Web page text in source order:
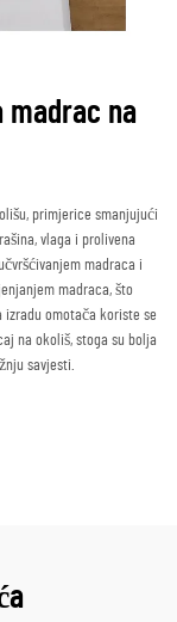
madrac na
primjerice smanjujući
vlaga i prolivena
madraca i
madraca, što
izradu omotača koriste se
na okoliš, stoga su bolja
savjesti.